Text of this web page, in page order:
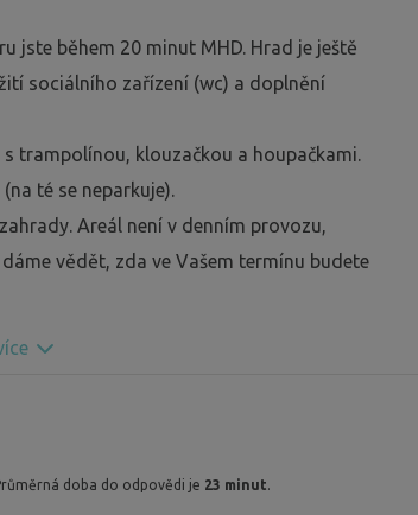
jste během 20 minut MHD. Hrad je ještě
sociálního zařízení (wc) a doplnění
trampolínou, klouzačkou a houpačkami.
té se neparkuje).
Areál není v denním provozu,
vědět, zda ve Vašem termínu budete
doba do odpovědi je 23 minut.